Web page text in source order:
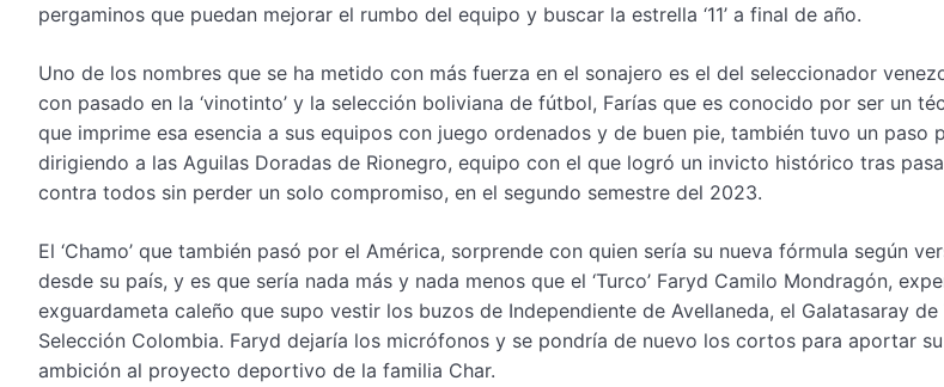
pergaminos que puedan mejorar el rumbo del equipo y buscar la estrella ‘11’ a final de año.
Uno de los nombres que se ha metido con más fuerza en el sonajero es el del seleccionador
con pasado en la ‘vinotinto’ y la selección boliviana de fútbol, Farías que es conocido por ser un
que imprime esa esencia a sus equipos con juego ordenados y de buen pie, también tuvo un paso
dirigiendo a las Aguilas Doradas de Rionegro, equipo con el que logró un invicto histórico tras
contra todos sin perder un solo compromiso, en el segundo semestre del 2023.
El ‘Chamo’ que también pasó por el América, sorprende con quien sería su nueva fórmula según
desde su país, y es que sería nada más y nada menos que el ‘Turco’ Faryd Camilo Mondragón,
exguardameta caleño que supo vestir los buzos de Independiente de Avellaneda, el Galatasaray de
Selección Colombia. Faryd dejaría los micrófonos y se pondría de nuevo los cortos para aportar
ambición al proyecto deportivo de la familia Char.